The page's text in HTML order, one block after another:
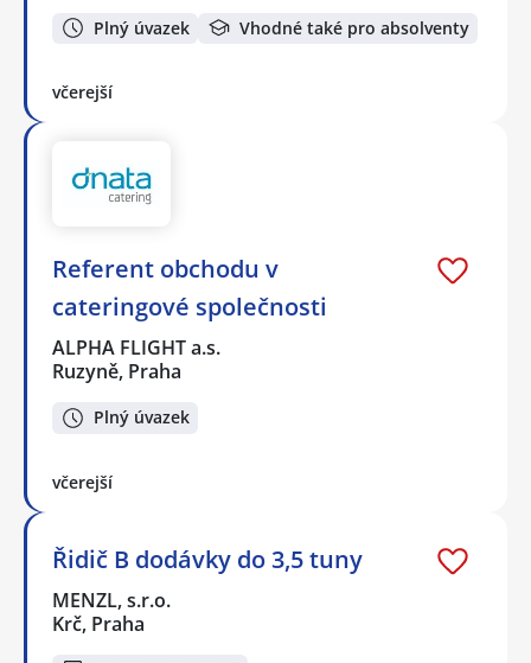
Plný úvazek Vhodné také pro absolventy
včerejší
Referent obchodu v
cateringové společnosti
ALPHA FLIGHT a.s.
Ruzyně, Praha
Plný úvazek
včerejší
Řidič B dodávky do 3,5 tuny
MENZL, s.r.o.
Krč, Praha